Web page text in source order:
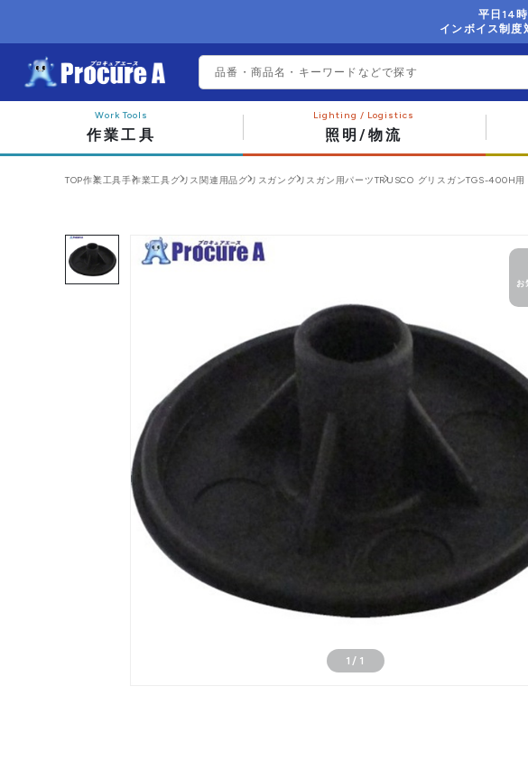
平日14
インボイス制度
作業工具 照明/物流
TOP作業工具手作業工具グリス関連用品グリスガン グリスガン用パーツTRUSCO グリスガンTGS-400H
1 / 1
お